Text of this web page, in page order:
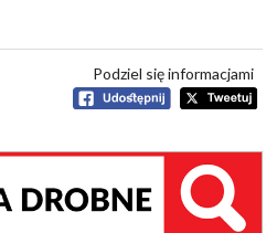
Podziel się informacjami